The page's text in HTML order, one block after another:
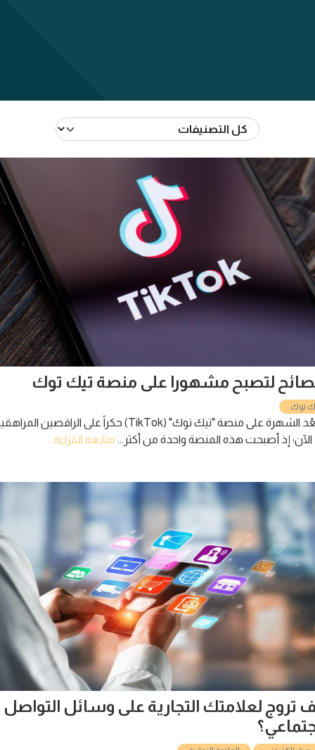
لم تعُد الشهرة على منصة "تيك توك" (TikTok) حكراً على الراقصين المراهقين
إذ أصبحت هذه المنصة واحدة من أكثر...متابعة القراءة...
لعلامتك التجارية على وسائل التواصل